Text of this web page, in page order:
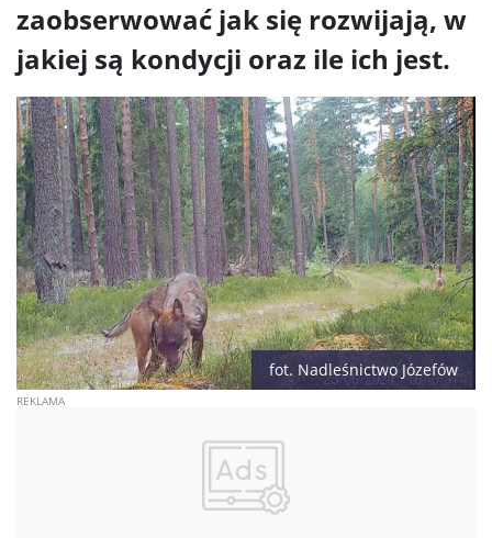
zaobserwować jak się rozwijają, w
jakiej są kondycji oraz ile ich jest.
fot. Nadleśnictwo Józefów